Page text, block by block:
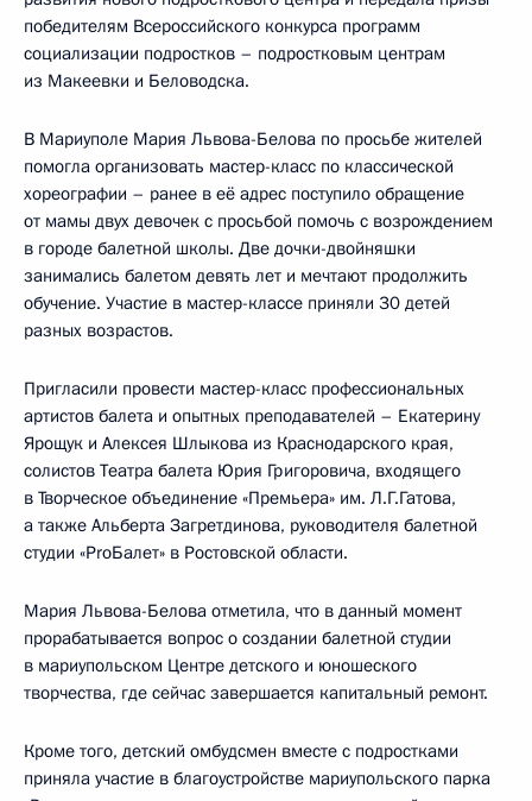
победителям Всероссийского конкурса программ
социализации подростков – подростковым центрам
из Макеевки и Беловодска.
В Мариуполе Мария Львова-Белова по просьбе жителей
помогла организовать мастер-класс по классической
хореографии – ранее в её адрес поступило обращение
от мамы двух девочек с просьбой помочь с возрождением
в городе балетной школы. Две дочки-двойняшки
занимались балетом девять лет и мечтают продолжить
обучение. Участие в мастер-классе приняли 30 детей
разных возрастов.
Пригласили провести мастер-класс профессиональных
артистов балета и опытных преподавателей – Екатерину
Ярощук и Алексея Шлыкова из Краснодарского края,
солистов Театра балета Юрия Григоровича, входящего
в Творческое объединение «Премьера» им. Л.Г.Гатова,
а также Альберта Загретдинова, руководителя балетной
студии «ProБалет» в Ростовской области.
Мария Львова-Белова отметила, что в данный момент
прорабатывается вопрос о создании балетной студии
в мариупольском Центре детского и юношеского
творчества, где сейчас завершается капитальный ремонт.
Кроме того, детский омбудсмен вместе с подростками
приняла участие в благоустройстве мариупольского парка